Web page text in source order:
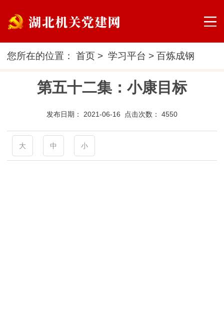
您所在的位置：首页 >学习平台 >百炼成钢
第五十二集：小康目标
发布日期： 2021-06-16 点击次数： 4550
大 中 小